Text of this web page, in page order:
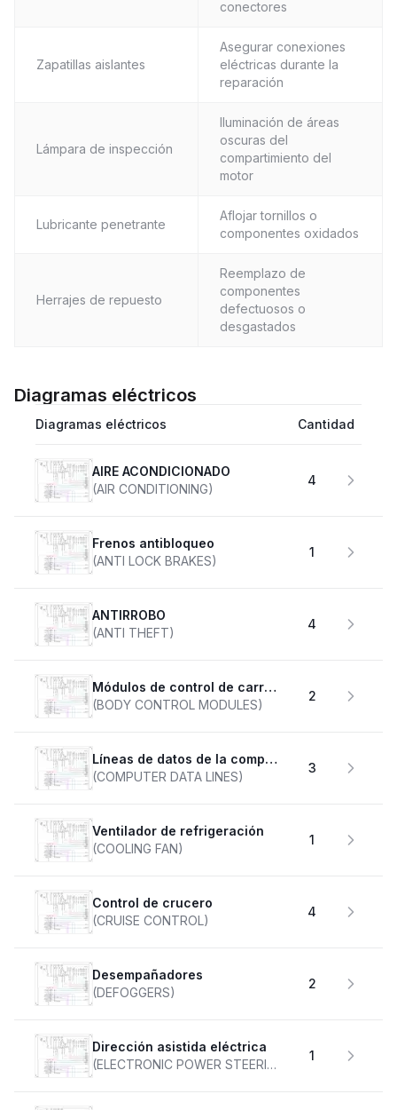
conectores
Zapatillas aislantes
Asegurar conexiones
eléctricas durante la
reparación
Lámpara de inspección
Iluminación de áreas
oscuras del
compartimiento del
motor
Lubricante penetrante
Aflojar tornillos o
componentes oxidados
Herrajes de repuesto
Reemplazo de
componentes
defectuosos o
desgastados
Diagramas eléctricos
Diagramas eléctricos Cantidad
AIRE ACONDICIONADO
(AIR CONDITIONING)
4
Frenos antibloqueo
(ANTI LOCK BRAKES)
1
ANTIRROBO
(ANTI THEFT)
4
Módulos de control de carrocería
(BODY CONTROL MODULES)
2
Líneas de datos de la computadora
(COMPUTER DATA LINES)
3
Ventilador de refrigeración
(COOLING FAN)
1
Control de crucero
(CRUISE CONTROL)
4
desempañadores
(DEFOGGERS)
2
Dirección asistida eléctrica
(ELECTRONIC POWER STEERING)
1